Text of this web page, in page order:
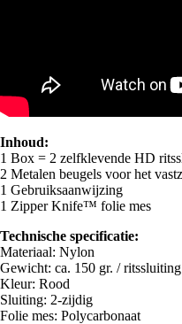
Inhoud:
1 Box = 2 zelfklevende HD
2 Metalen beugels voor het
1 Gebruiksaanwijzing
1 Zipper Knife™ folie mes
Technische specificatie:
Materiaal: Nylon
Gewicht: ca. 150 gr. / ritssluiting
Kleur: Rood
Sluiting: 2-zijdig
Folie mes: Polycarbonaat